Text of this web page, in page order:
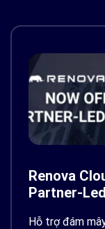
Renova
Partner-
Hỗ trợ đám